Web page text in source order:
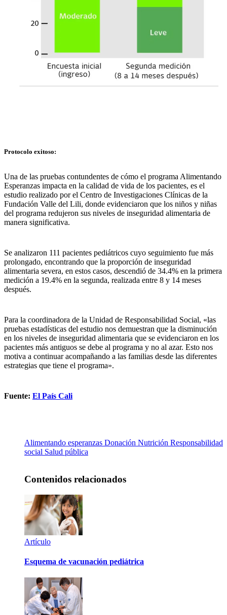
Protocolo exitoso:
Una de las pruebas contundentes de cómo el programa Alimentando
Esperanzas impacta en la calidad de vida de los pacientes, es el
estudio realizado por el Centro de Investigaciones Clínicas de la
Fundación Valle del Lili, donde evidenciaron que los niños y niñas
del programa redujeron sus niveles de inseguridad alimentaria de
manera significativa.
Se analizaron 111 pacientes pediátricos cuyo seguimiento fue más
prolongado, encontrando que la proporción de inseguridad
alimentaria severa, en estos casos, descendió de 34.4% en la primera
medición a 19.4% en la segunda, realizada entre 8 y 14 meses
después.
Para la coordinadora de la Unidad de Responsabilidad Social, «las
pruebas estadísticas del estudio nos demuestran que la disminución
en los niveles de inseguridad alimentaria que se evidenciaron en los
pacientes más antiguos se debe al programa y no al azar. Esto nos
motiva a continuar acompañando a las familias desde las diferentes
estrategias que tiene el programa».
Fuente: El País Cali
Alimentando esperanzas Donación Nutrición Responsabilidad
social Salud pública
Contenidos relacionados
Artículo
Esquema de vacunación pediátrica